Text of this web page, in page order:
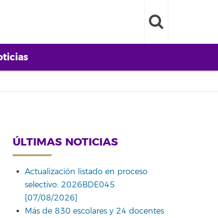
ÚLTIMAS NOTICIAS
Actualización listado en proceso
selectivo: 2026BDE045
[07/08/2026]
Más de 830 escolares y 24 docentes